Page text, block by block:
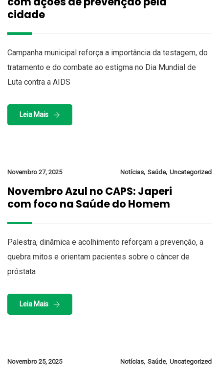
cidade
Campanha municipal reforça a importância da testagem, do
tratamento e do combate ao estigma no Dia Mundial de
Luta contra a AIDS
Leia Mais
Novembro 27, 2025 Notícias, Saúde, Uncategorized
Novembro Azul no CAPS: Japeri
com foco na Saúde do Homem
Palestra, dinâmica e acolhimento reforçam a prevenção, a
quebra mitos e orientam pacientes sobre o câncer de
próstata
Leia Mais
Novembro 25, 2025 Notícias, Saúde, Uncategorized